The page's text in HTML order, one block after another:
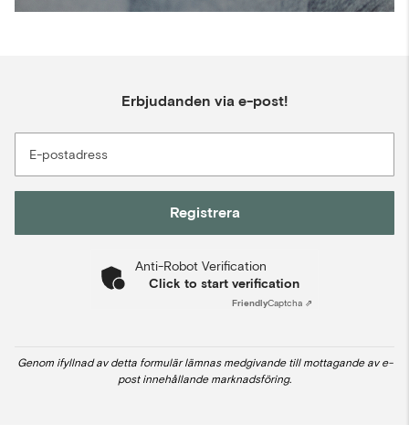
Erbjudanden via e-post!
E-postadress
Registrera
Anti-Robot Verification
Click to start verification
FriendlyCaptcha ⇗
Genom ifyllnad av detta formulär lämnas medgivande till mottagande av e-
post innehållande marknadsföring.